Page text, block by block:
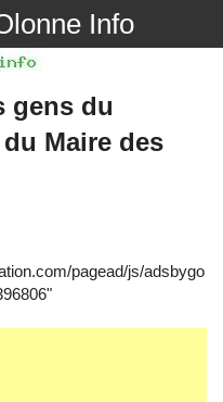
Info
gens du
Maire des
pagead/js/adsbygo